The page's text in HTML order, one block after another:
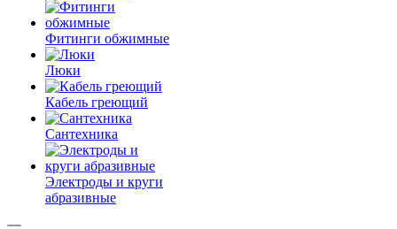
Фитинги обжимные
Люки
Кабель греющий
Сантехника
Электроды и круги
абразивные